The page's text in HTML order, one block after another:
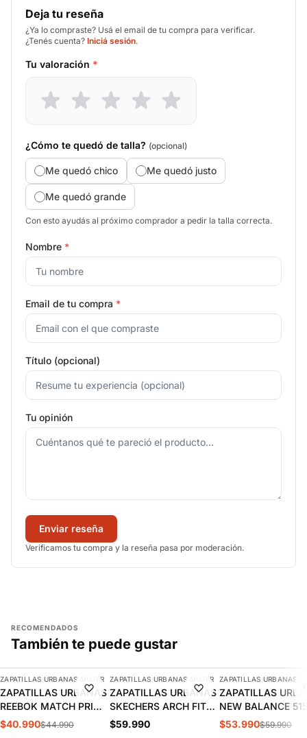
Deja tu reseña
¿Ya lo compraste? Usá el email de tu compra para verificar.
¿Tenés cuenta? Iniciá sesión.
Tu valoración *
¿Cómo te quedó de talla? (opcional)
Me quedó chico Me quedó justo
Me quedó grande
Con esto ayudás al próximo comprador a pedir la talla correcta.
Nombre *
Email de tu compra *
Título (opcional)
Tu opinión
Enviar reseña
Verificamos tu compra y la reseña pasa por moderación.
RECOMENDADOS
También te puede gustar
-9%
AGREGAR
ZAPATILLAS URBANAS MUJER
ZAPATILLAS URBANAS
REEBOK MATCH PRIME
V2 MUJER | 100261905
$40.990$44.990
AGREGAR
ZAPATILLAS URBANAS MUJER
ZAPATILLAS URBANAS
SKECHERS ARCH FIT
2.0 MUJER | 150051-
$59.990
-10%
ZAPATILLAS URBANAS
ZAPATILLAS
NEW BALANCE 515
MUJER |
$53.990$59.990